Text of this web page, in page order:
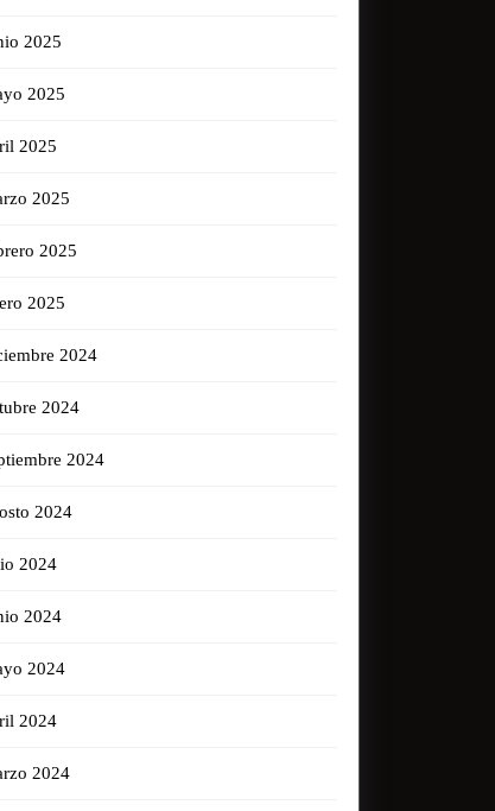
2025
2025
2025
2025
2025
2025
2024
2024
2024
2024
2024
2024
2024
2024
2024